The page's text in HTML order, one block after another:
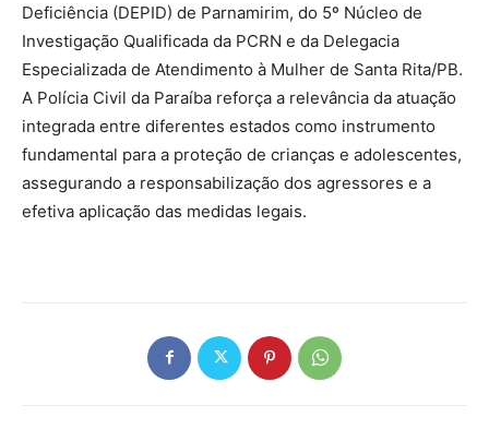
Deficiência (DEPID) de Parnamirim, do 5º Núcleo de
Investigação Qualificada da PCRN e da Delegacia
Especializada de Atendimento à Mulher de Santa Rita/PB.
A Polícia Civil da Paraíba reforça a relevância da atuação
integrada entre diferentes estados como instrumento
fundamental para a proteção de crianças e adolescentes,
assegurando a responsabilização dos agressores e a
efetiva aplicação das medidas legais.